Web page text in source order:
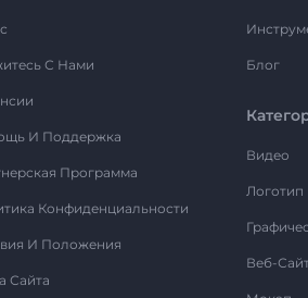
С Нами
И Поддержка
Программа
Конфиденциальности
И Положения
Сайта
Блог
Видео
Логотип
Веб-